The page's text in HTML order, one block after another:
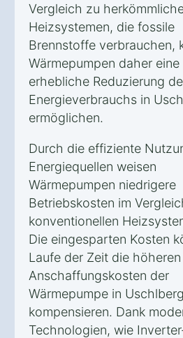
Vergleich zu
Heizsystemen, die fossile
Brennstoffe verbrauchen,
Wärmepumpen daher eine
erhebliche Reduzierung
Energieverbrauchs in
ermöglichen.
Durch die effiziente
Energiequellen weisen
Wärmepumpen niedrigere
Betriebskosten im
konventionellen
Die eingesparten Kosten
Laufe der Zeit die höheren
Anschaffungskosten der
Wärmepumpe in Uschlberg
kompensieren. Dank
Technologien, wie